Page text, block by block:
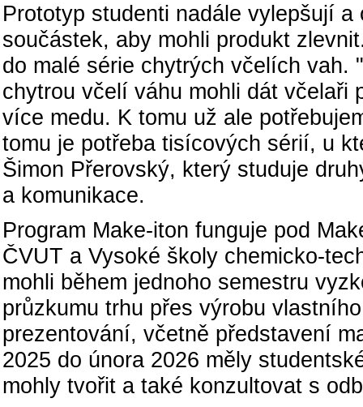
Prototyp studenti nadále vylepšují
součástek, aby mohli produkt
do malé série chytrých včelích vah.
chytrou včelí váhu mohli dát
více medu. K tomu už ale
tomu je potřeba tisícových sérií, u
Šimon Přerovský, který studuje
a komunikace.
Program Make-iton funguje pod
ČVUT a Vysoké školy chemicko-
mohli během jednoho semestru
průzkumu trhu přes výrobu
prezentování, včetně představení
2025 do února 2026 měly
mohly tvořit a také konzultovat s